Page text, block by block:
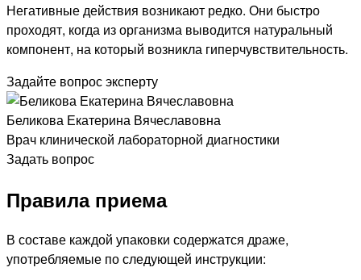
Негативные действия возникают редко. Они быстро
проходят, когда из организма выводится натуральный
компонент, на который возникла гиперчувствительность.
Задайте вопрос эксперту
Беликова Екатерина Вячеславовна
Врач клинической лабораторной диагностики
Задать вопрос
Правила приема
В составе каждой упаковки содержатся драже,
употребляемые по следующей инструкции: